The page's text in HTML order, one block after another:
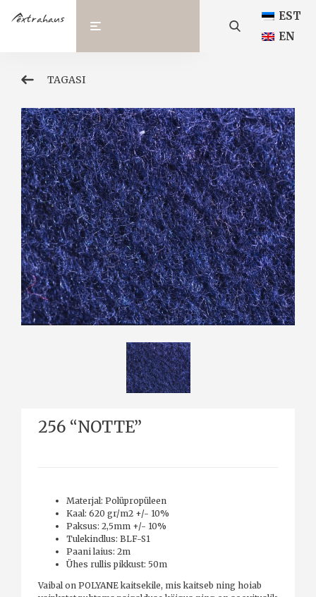
EST
EN
TAGASI
256 “NOTTE”
Materjal: Polüpropüleen
Kaal: 620 gr/m2 +/- 10%
Paksus: 2,5mm +/- 10%
Tulekindlus: BLF-S1
Paani laius: 2m
Ühes rullis pikkust: 50m
Vaibal on POLYANE kaitsekile, mis kaitseb ning hoiab